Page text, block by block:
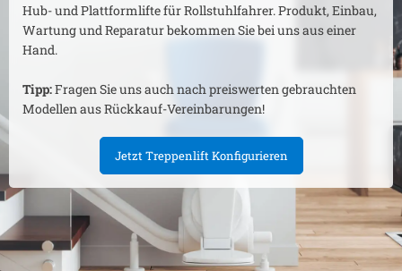
Hub- und Plattformlifte für Rollstuhlfahrer. Produkt, Einbau,
Wartung und Reparatur bekommen Sie bei uns aus einer
Hand.
Tipp:Fragen Sie uns auch nach preiswerten gebrauchten
Modellen aus Rückkauf-Vereinbarungen!
Jetzt Treppenlift Konfigurieren